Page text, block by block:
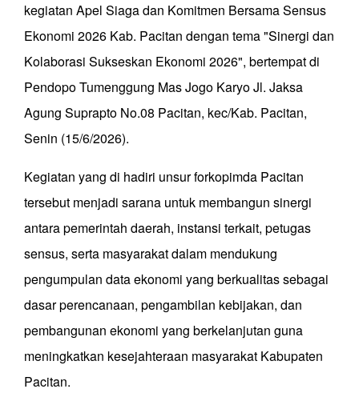
kegiatan Apel Siaga dan Komitmen Bersama Sensus
Ekonomi 2026 Kab. Pacitan dengan tema "Sinergi dan
Kolaborasi Sukseskan Ekonomi 2026", bertempat di
Pendopo Tumenggung Mas Jogo Karyo Jl. Jaksa
Agung Suprapto No.08 Pacitan, kec/Kab. Pacitan,
Senin (15/6/2026).
Kegiatan yang di hadiri unsur forkopimda Pacitan
tersebut menjadi sarana untuk membangun sinergi
antara pemerintah daerah, instansi terkait, petugas
sensus, serta masyarakat dalam mendukung
pengumpulan data ekonomi yang berkualitas sebagai
dasar perencanaan, pengambilan kebijakan, dan
pembangunan ekonomi yang berkelanjutan guna
meningkatkan kesejahteraan masyarakat Kabupaten
Pacitan.